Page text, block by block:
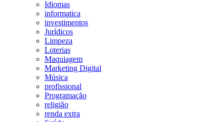
Idiomas
informatica
investimentos
Jurídicos
Limpeza
Loterias
Maquiagem
Marketing Digital
Música
profissional
Programação
religião
renda extra